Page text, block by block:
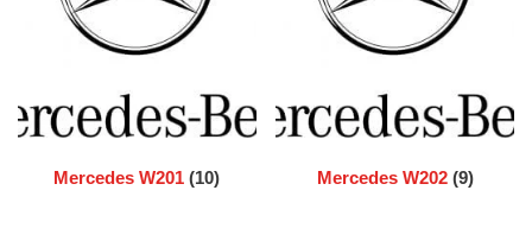
Mercedes W201(10) Mercedes W202 (9)